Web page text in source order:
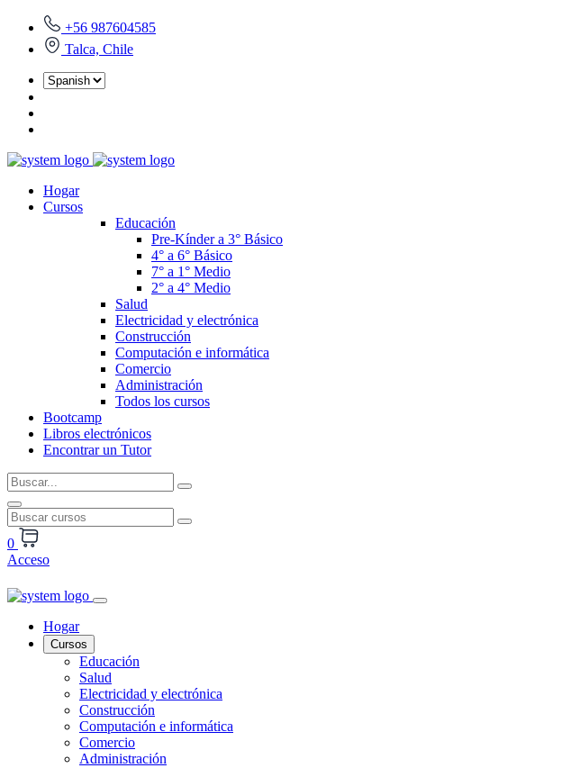
+56 987604585
Talca, Chile
Hogar
Cursos
Educación
Pre-Kínder a 3° Básico
4° a 6° Básico
7° a 1° Medio
2° a 4° Medio
Salud
Electricidad y electrónica
Construcción
Computación e informática
Comercio
Administración
Todos los cursos
Bootcamp
Libros electrónicos
Encontrar un Tutor
0
Acceso
Hogar
Cursos
Educación
Salud
Electricidad y electrónica
Construcción
Computación e informática
Comercio
Administración